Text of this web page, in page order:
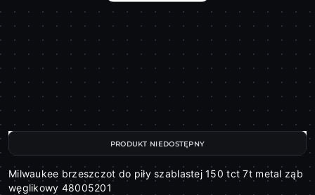
Milwaukee brzeszczot do piły szablastej 150 tct 7t metal ząb
węglikowy 48005201
PRODUKT NIEDOSTĘPNY